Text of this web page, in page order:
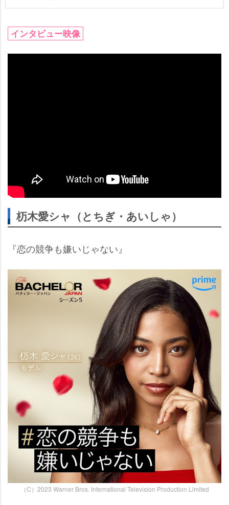
インタビュー映像
杤木愛シャ（とちぎ・あいしゃ）
『恋の競争も嫌いじゃない』
（C）2023 Warner Bros. International Television Production Limited